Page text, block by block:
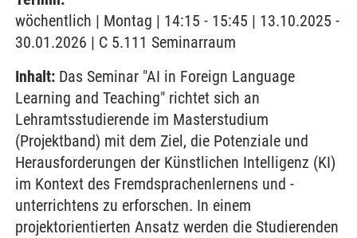
wöchentlich | Montag | 14:15 - 15:45 | 13.10.2025 -
30.01.2026 | C 5.111 Seminarraum
Inhalt: Das Seminar "AI in Foreign Language
Learning and Teaching" richtet sich an
Lehramtsstudierende im Masterstudium
(Projektband) mit dem Ziel, die Potenziale und
Herausforderungen der Künstlichen Intelligenz (KI)
im Kontext des Fremdsprachenlernens und -
unterrichtens zu erforschen. In einem
projektorientierten Ansatz werden die Studierenden